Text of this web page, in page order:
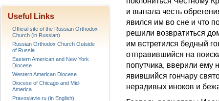
и выпала честь
явился им во сне и что
решили возвратиться
им встретился бедный
отправившийся на
попутчика, вверили ему
явившийся гончару
нерадивых иноков и
Useful Links
Official site of the Russian Orthodox
Church (in Russian)
Russian Orthodox Church Outside
of Russia
Eastern American and New York
Diocese
Western American Diocese
Diocese of Chicago and Mid-
America
Pravoslavie.ru (in English)